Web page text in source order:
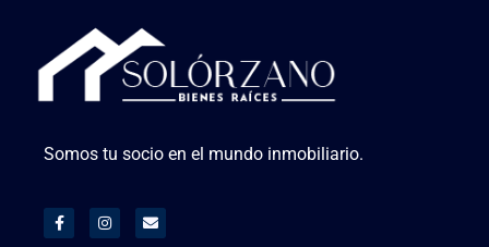
Somos tu socio en el mundo inmobiliario.